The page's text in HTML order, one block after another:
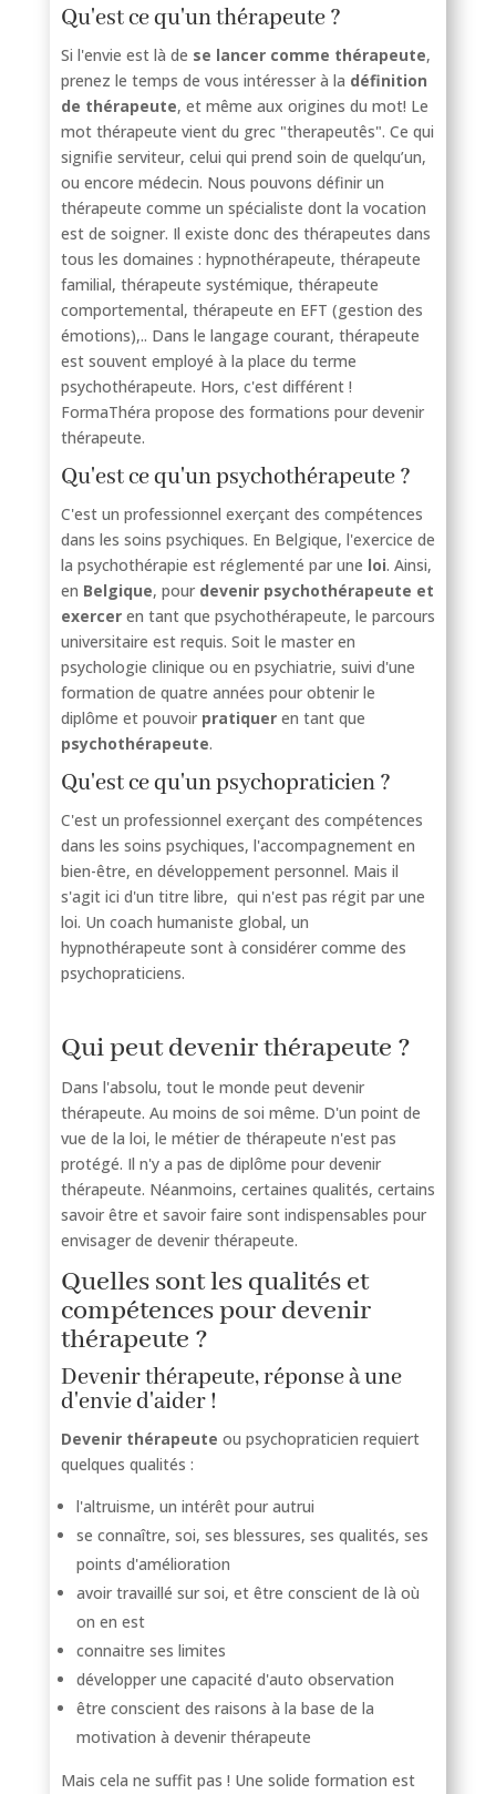
Qu'est ce qu'un thérapeute ?
Si l'envie est là de se lancer comme thérapeute,
prenez le temps de vous intéresser à la définition
de thérapeute, et même aux origines du mot! Le
mot thérapeute vient du grec "therapeutês". Ce qui
signifie serviteur, celui qui prend soin de quelqu’un,
ou encore médecin. Nous pouvons définir un
thérapeute comme un spécialiste dont la vocation
est de soigner. Il existe donc des thérapeutes dans
tous les domaines : hypnothérapeute, thérapeute
familial, thérapeute systémique, thérapeute
comportemental, thérapeute en EFT (gestion des
émotions),.. Dans le langage courant, thérapeute
est souvent employé à la place du terme
psychothérapeute. Hors, c'est différent !
FormaThéra propose des formations pour devenir
thérapeute.
Qu'est ce qu'un psychothérapeute ?
C'est un professionnel exerçant des compétences
dans les soins psychiques. En Belgique, l'exercice de
la psychothérapie est réglementé par une loi. Ainsi,
en Belgique, pour devenir psychothérapeute et
exerceren tant que psychothérapeute, le parcours
universitaire est requis. Soit le master en
psychologie clinique ou en psychiatrie, suivi d'une
formation de quatre années pour obtenir le
diplôme et pouvoir pratiqueren tant que
psychothérapeute.
Qu'est ce qu'un psychopraticien ?
C'est un professionnel exerçant des compétences
dans les soins psychiques, l'accompagnement en
bien-être, en développement personnel. Mais il
s'agit ici d'un titre libre, qui n'est pas régit par une
loi. Un coach humaniste global, un
hypnothérapeute sont à considérer comme des
psychopraticiens.
Qui peut devenir thérapeute ?
Dans l'absolu, tout le monde peut devenir
thérapeute. Au moins de soi même. D'un point de
vue de la loi, le métier de thérapeute n'est pas
protégé. Il n'y a pas de diplôme pour devenir
thérapeute. Néanmoins, certaines qualités, certains
savoir être et savoir faire sont indispensables pour
envisager de devenir thérapeute.
Quelles sont les qualités et
compétences pour devenir
thérapeute ?
Devenir thérapeute, réponse à une
d'envie d'aider !
Devenir thérapeute ou psychopraticien requiert
quelques qualités :
l'altruisme, un intérêt pour autrui
se connaître, soi, ses blessures, ses qualités, ses
points d'amélioration
avoir travaillé sur soi, et être conscient de là où
on en est
connaitre ses limites
développer une capacité d'auto observation
être conscient des raisons à la base de la
motivation à devenir thérapeute
Mais cela ne suffit pas ! Une solide formation est